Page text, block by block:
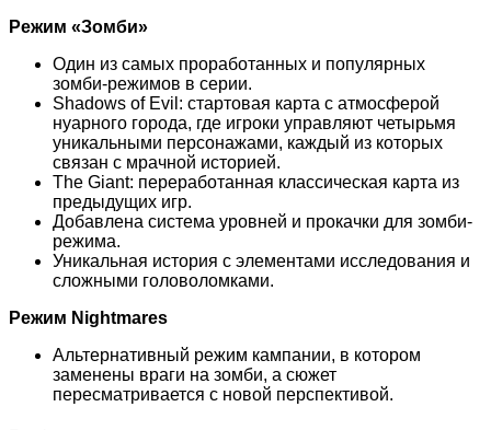
Режим «Зомби»
Один из самых проработанных и популярных
зомби-режимов в серии.
Shadows of Evil: стартовая карта с атмосферой
нуарного города, где игроки управляют четырьмя
уникальными персонажами, каждый из которых
связан с мрачной историей.
The Giant: переработанная классическая карта из
предыдущих игр.
Добавлена система уровней и прокачки для зомби-
режима.
Уникальная история с элементами исследования и
сложными головоломками.
Режим Nightmares
Альтернативный режим кампании, в котором
заменены враги на зомби, а сюжет
пересматривается с новой перспективой.